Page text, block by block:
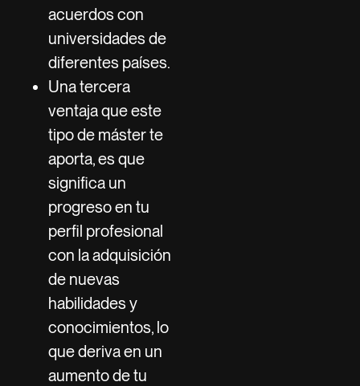
acuerdos con
universidades de
diferentes países.
Una tercera
ventaja que este
tipo de máster te
aporta, es que
significa un
progreso en tu
perfil profesional
con la adquisición
de nuevas
habilidades y
conocimientos, lo
que deriva en un
aumento de tu